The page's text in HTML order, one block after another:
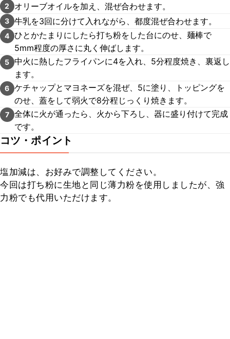
2 オリーブオイルを加え、混ぜ合わせます。
3 牛乳を3回に分けて入れながら、都度混ぜ合わせます。
4 ひとかたまりにしたら打ち粉をした台にのせ、麺棒で
5mm程度の厚さに丸く伸ばします。
5 中火に熱したフライパンに4を入れ、5分程度焼き、裏返し
ます。
6 ケチャップとマヨネーズを混ぜ、5に塗り、トッピングを
のせ、蓋をして弱火で8分程じっくり焼きます。
7 全体に火が通ったら、火から下ろし、器に盛り付けて完成
です。
コツ・ポイント
塩加減は、お好みで調整してください。
今回は打ち粉に生地と同じ薄力粉を使用しましたが、強
力粉でも代用いただけます。